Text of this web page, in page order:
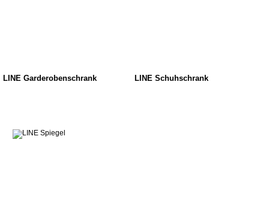
LINE Garderobenschrank LINE Schuhschrank